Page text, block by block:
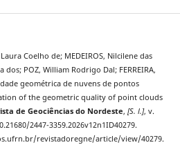
Coelho de; MEDEIROS, Nilcilene das
dos; POZ, William Rodrigo Dal; FERREIRA,
geométrica de nuvens de pontos
of the geometric quality of point clouds
de Geociências do Nordeste, [S. l.], v.
2447-3359.2026v12n1ID40279.
revistadoregne/article/view/40279.